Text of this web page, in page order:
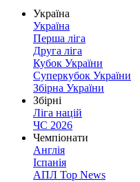
Україна
Україна
Перша ліга
Друга ліга
Кубок України
Суперкубок України
Збірна України
Збірні
Ліга націй
ЧС 2026
Чемпіонати
Англія
Іспанія
АПЛ Top News